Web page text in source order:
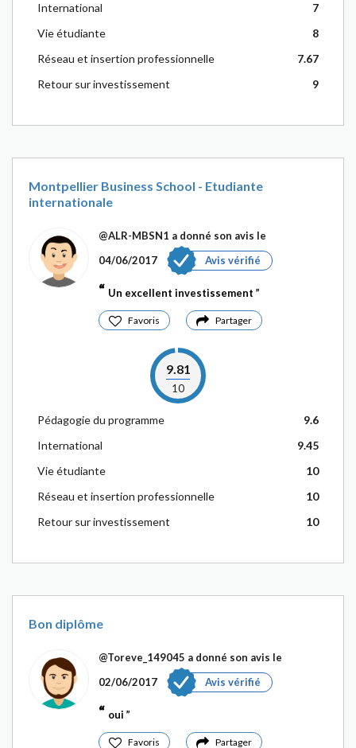
International
7
Vie étudiante
8
Réseau et insertion professionnelle
7.67
Retour sur investissement
9
Montpellier Business School - Etudiante
internationale
@ALR-MBSN1 a donné son avis le
04/06/2017
Avis vérifié
Un excellent investissement
Favoris Partager
9.81
10
Pédagogie du programme
9.6
International
9.45
Vie étudiante
10
Réseau et insertion professionnelle
10
Retour sur investissement
10
Bon diplôme
@Toreve_149045 a donné son avis le
02/06/2017
Avis vérifié
oui
Favoris Partager